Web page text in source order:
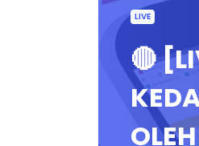
LIVE
🔴